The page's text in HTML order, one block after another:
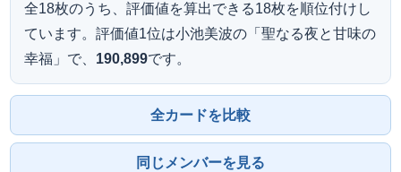
全18枚のうち、評価値を算出できる18枚を順位付けし
ています。評価値1位は小池美波の「聖なる夜と甘味の
幸福」で、 190,899です。
全カードを比較
同じメンバーを見る